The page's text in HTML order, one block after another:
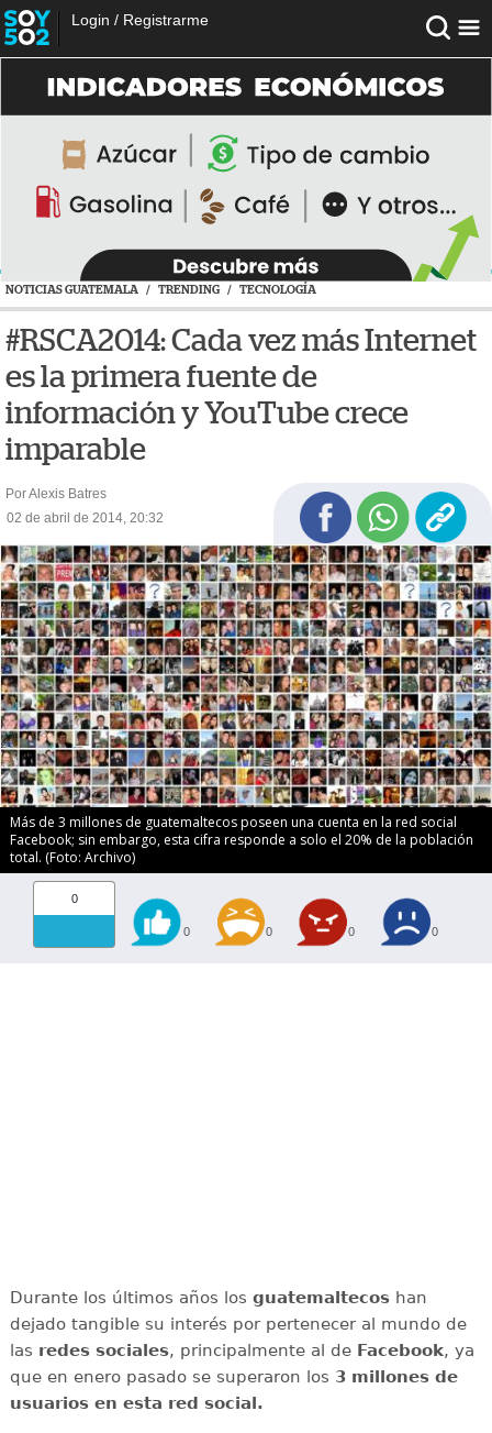
Login / Registrarme
NOTICIAS GUATEMALA / TRENDING / TECNOLOGÍA
#RSCA2014: Cada vez más Internet
es la primera fuente de
información y YouTube crece
imparable
Por Alexis Batres
02 de abril de 2014, 20:32
Más de 3 millones de guatemaltecos poseen una cuenta en la red social
Facebook; sin embargo, esta cifra responde a solo el 20% de la población
total. (Foto: Archivo)
0
0 0 0 0
Durante los últimos años los guatemaltecoshan
dejado tangible su interés por pertenecer al mundo de
las redes sociales, principalmente al de Facebook, ya
que en enero pasado se superaron los 3 millones de
usuarios en esta red social.